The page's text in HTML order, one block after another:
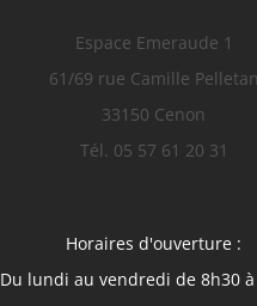
Espace Emeraude 1
61/69 rue Camille Pelletan
33150 Cenon
Tél. 05 57 61 20 31
Horaires d'ouverture :
Du lundi au vendredi de 8h30